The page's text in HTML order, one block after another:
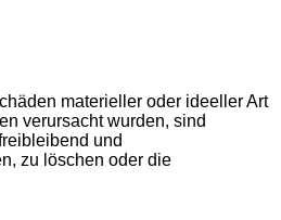
materieller oder ideeller Art
verursacht wurden, sind
und
zu löschen oder die